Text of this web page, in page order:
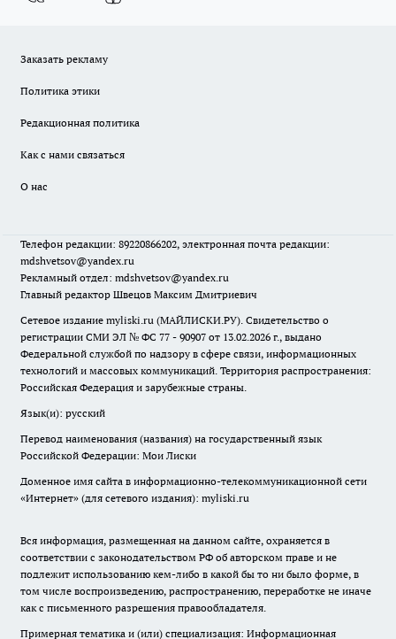
Заказать рекламу
Политика этики
Редакционная политика
Как с нами связаться
О нас
Телефон редакции: 89220866202, электронная почта редакции:
mdshvetsov@yandex.ru
Рекламный отдел: mdshvetsov@yandex.ru
Главный редактор Швецов Максим Дмитриевич
Сетевое издание myliski.ru (МАЙЛИСКИ.РУ). Свидетельство о
регистрации СМИ ЭЛ № ФС 77 - 90907 от 13.02.2026 г., выдано
Федеральной службой по надзору в сфере связи, информационных
технологий и массовых коммуникаций. Территория распространения:
Российская Федерация и зарубежные страны.
Язык(и): русский
Перевод наименования (названия) на государственный язык
Российской Федерации: Мои Лиски
Доменное имя сайта в информационно-телекоммуникационной сети
«Интернет» (для сетевого издания): myliski.ru
Вся информация, размещенная на данном сайте, охраняется в
соответствии с законодательством РФ об авторском праве и не
подлежит использованию кем-либо в какой бы то ни было форме, в
том числе воспроизведению, распространению, переработке не иначе
как с письменного разрешения правообладателя.
Примерная тематика и (или) специализация: Информационная